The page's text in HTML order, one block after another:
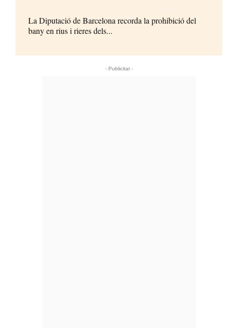
La Diputació de Barcelona recorda la prohibició del
bany en rius i rieres dels...
- Publicitat -